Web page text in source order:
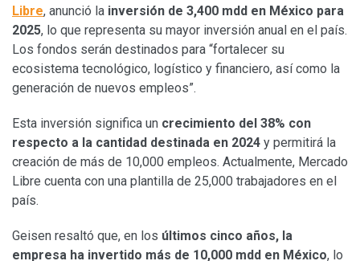
Libre, anunció la inversión de 3,400 mdd en México para
2025, lo que representa su mayor inversión anual en el país.
Los fondos serán destinados para “fortalecer su
ecosistema tecnológico, logístico y financiero, así como la
generación de nuevos empleos”.
Esta inversión significa un crecimiento del 38% con
respecto a la cantidad destinada en 2024 y permitirá la
creación de más de 10,000 empleos. Actualmente, Mercado
Libre cuenta con una plantilla de 25,000 trabajadores en el
país.
Geisen resaltó que, en los últimos cinco años, la
empresa ha invertido más de 10,000 mdd en México, lo